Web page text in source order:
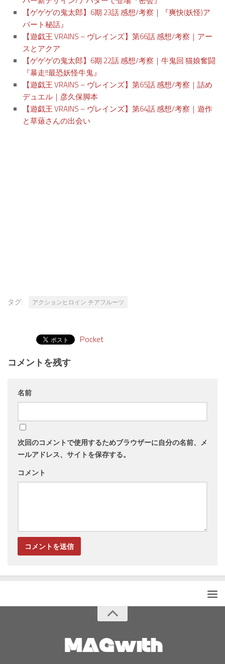
【ゲゲゲの鬼太郎】6期 23話 感想/考察｜『爽快(妖怪)ア
パート秘話』
【遊戯王 VRAINS – ヴレインズ】第66話 感想/考察｜アー
スとアクア
【ゲゲゲの鬼太郎】6期 22話 感想/考察｜牛鬼回 猫娘奮闘
『暴走!!最恐妖怪牛鬼』
【遊戯王 VRAINS – ヴレインズ】第65話 感想/考察｜詰め
デュエル｜彦久保脚本
【遊戯王 VRAINS – ヴレインズ】第64話 感想/考察｜遊作
と草薙さんの出会い
タグ: アクションヒロイン チアフルーツ
Pocket
コメントを残す
名前
次回のコメントで使用するためブラウザーに自分の名前、メ
ールアドレス、サイトを保存する。
コメント